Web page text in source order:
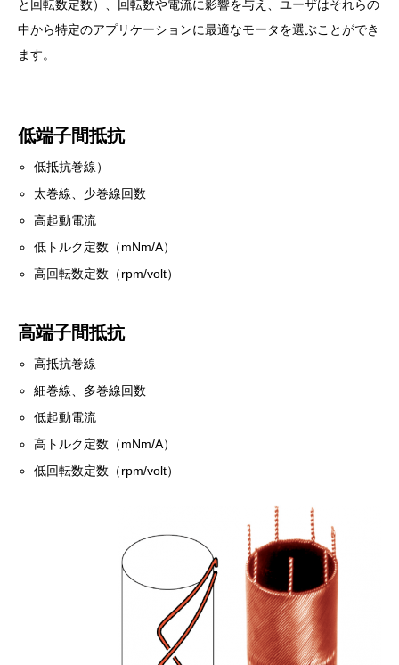
と回転数定数）、回転数や電流に影響を与え、ユーザはそれらの
中から特定のアプリケーションに最適なモータを選ぶことができ
ます。
低端子間抵抗
低抵抗巻線）
太巻線、少巻線回数
高起動電流
低トルク定数（mNm/A）
高回転数定数（rpm/volt）
高端子間抵抗
高抵抗巻線
細巻線、多巻線回数
低起動電流
高トルク定数（mNm/A）
低回転数定数（rpm/volt）